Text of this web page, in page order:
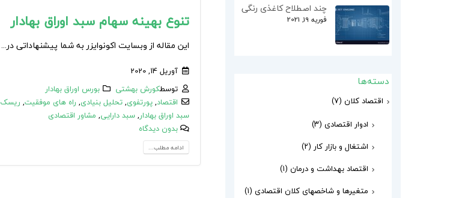
تنوع بهینه سهام سبد اوراق بهادار
این مقاله از وبسایت اکونوایزر به شما پیشنهاداتی در...
آوریل 14, 2020
توسطکورش بهشتی
بورس اوراق بهادار
اقتصاد,پورتفوی,تحلیل بنیادی, راه های موفقیت, ریسک
سبد اوراق بهادار,سبد دارایی, مشاور اقتصادی
بدون دیدگاه
ادامه مطلب...
چند اصطلاح کاغذی رنگی
فوریه 19, 2021
دسته‌ها
اقتصاد کلان (۷)
ادوار اقتصادی (۳)
اشتغال و بازار کار (۲)
اقتصاد بهداشت و درمان (۱)
متغیرها و شاخصهای کلان اقتصادی (۱)